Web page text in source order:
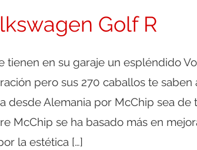
Golf R
tienen en su garaje un espléndido
pero sus 270 caballos te saben
desde Alemania por McChip sea de
McChip se ha basado más en
la estética […]